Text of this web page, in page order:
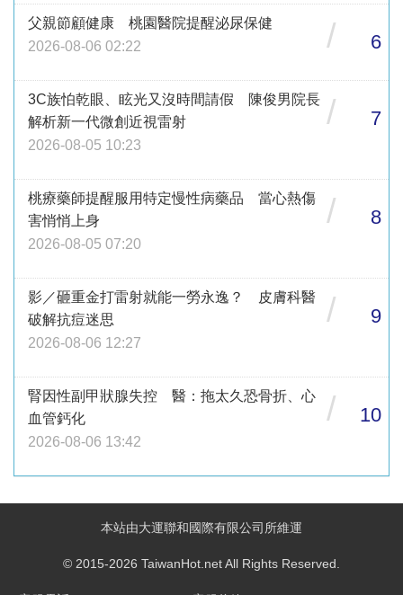
父親節顧健康 桃園醫院提醒泌尿保健
2026-08-06 02:22
/ 6
3C族怕乾眼、眩光又沒時間請假 陳俊男院長
解析新一代微創近視雷射
2026-08-05 10:23
/ 7
桃療藥師提醒服用特定慢性病藥品 當心熱傷
害悄悄上身
2026-08-05 07:20
/ 8
影／砸重金打雷射就能一勞永逸？ 皮膚科醫
破解抗痘迷思
2026-08-06 12:27
/ 9
腎因性副甲狀腺失控 醫：拖太久恐骨折、心
血管鈣化
2026-08-06 13:42
/ 10
本站由大運聯和國際有限公司所維運
© 2015-2026 TaiwanHot.net All Rights Reserved.